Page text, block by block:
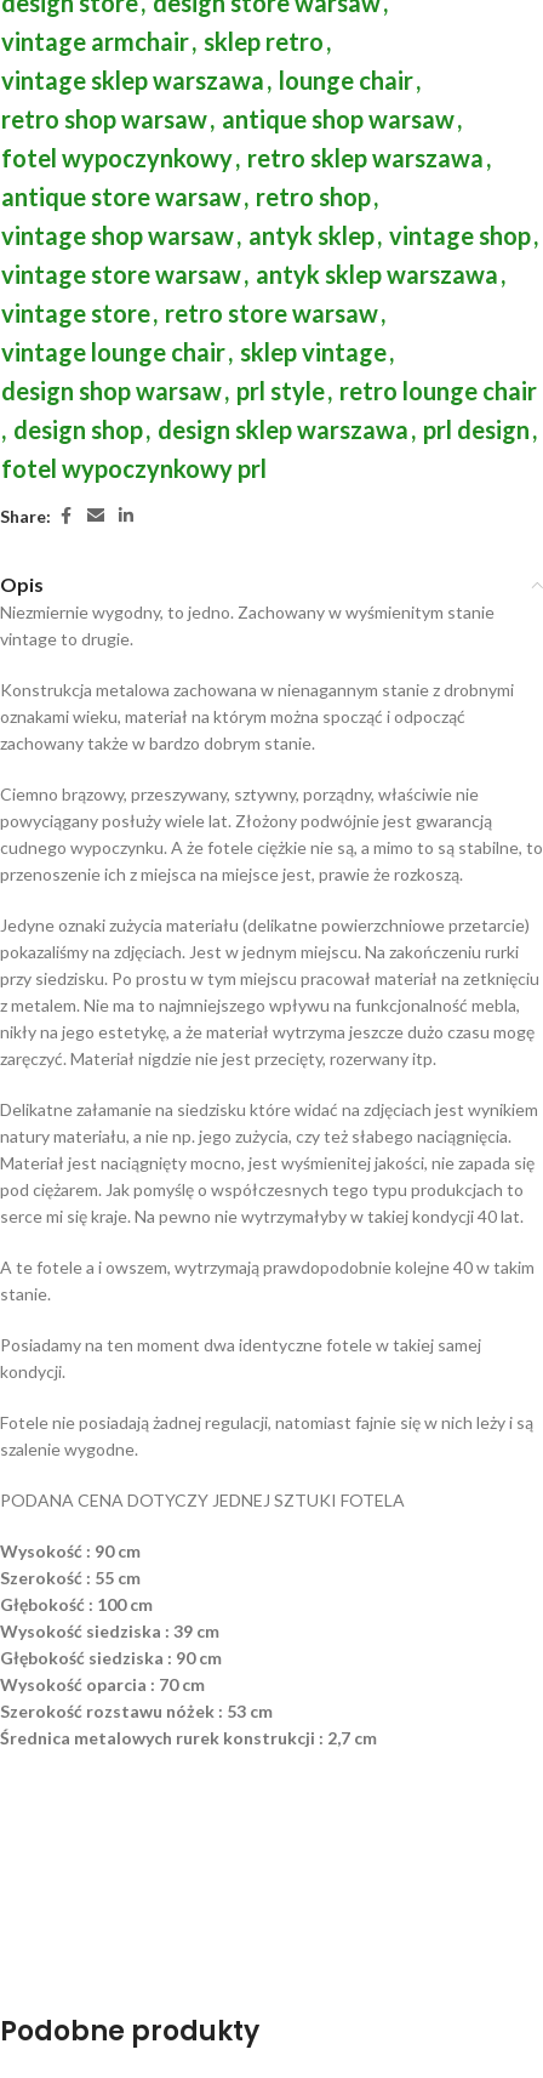
vintage armchair, sklep retro,
vintage sklep warszawa, lounge chair,
retro shop warsaw, antique shop warsaw,
fotel wypoczynkowy, retro sklep warszawa,
antique store warsaw, retro shop,
vintage shop warsaw, antyk sklep, vintage shop,
vintage store warsaw, antyk sklep warszawa,
vintage store, retro store warsaw,
vintage lounge chair, sklep vintage,
design shop warsaw, prl style, retro lounge chair
, design shop, design sklep warszawa, prl design,
fotel wypoczynkowy prl
Share:
Opis
Niezmiernie wygodny, to jedno. Zachowany w wyśmienitym stanie
vintage to drugie.
Konstrukcja metalowa zachowana w nienagannym stanie z drobnymi
oznakami wieku, materiał na którym można spocząć i odpocząć
zachowany także w bardzo dobrym stanie.
Ciemno brązowy, przeszywany, sztywny, porządny, właściwie nie
powyciągany posłuży wiele lat. Złożony podwójnie jest gwarancją
cudnego wypoczynku. A że fotele ciężkie nie są, a mimo to są stabilne, to
przenoszenie ich z miejsca na miejsce jest, prawie że rozkoszą.
Jedyne oznaki zużycia materiału (delikatne powierzchniowe przetarcie)
pokazaliśmy na zdjęciach. Jest w jednym miejscu. Na zakończeniu rurki
przy siedzisku. Po prostu w tym miejscu pracował materiał na zetknięciu
z metalem. Nie ma to najmniejszego wpływu na funkcjonalność mebla,
nikły na jego estetykę, a że materiał wytrzyma jeszcze dużo czasu mogę
zaręczyć. Materiał nigdzie nie jest przecięty, rozerwany itp.
Delikatne załamanie na siedzisku które widać na zdjęciach jest wynikiem
natury materiału, a nie np. jego zużycia, czy też słabego naciągnięcia.
Materiał jest naciągnięty mocno, jest wyśmienitej jakości, nie zapada się
pod ciężarem. Jak pomyślę o współczesnych tego typu produkcjach to
serce mi się kraje. Na pewno nie wytrzymałyby w takiej kondycji 40 lat.
A te fotele a i owszem, wytrzymają prawdopodobnie kolejne 40 w takim
stanie.
Posiadamy na ten moment dwa identyczne fotele w takiej samej
kondycji.
Fotele nie posiadają żadnej regulacji, natomiast fajnie się w nich leży i są
szalenie wygodne.
PODANA CENA DOTYCZY JEDNEJ SZTUKI FOTELA
Wysokość : 90 cm
Szerokość : 55 cm
Głębokość : 100 cm
Wysokość siedziska : 39 cm
Głębokość siedziska : 90 cm
Wysokość oparcia : 70 cm
Szerokość rozstawu nóżek : 53 cm
Średnica metalowych rurek konstrukcji : 2,7 cm
Podobne produkty